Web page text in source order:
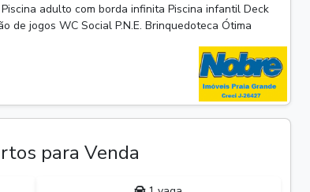
adulto com borda infinita Piscina infantil Deck
de jogos WC Social P.N.E. Brinquedoteca Ótima
para Venda